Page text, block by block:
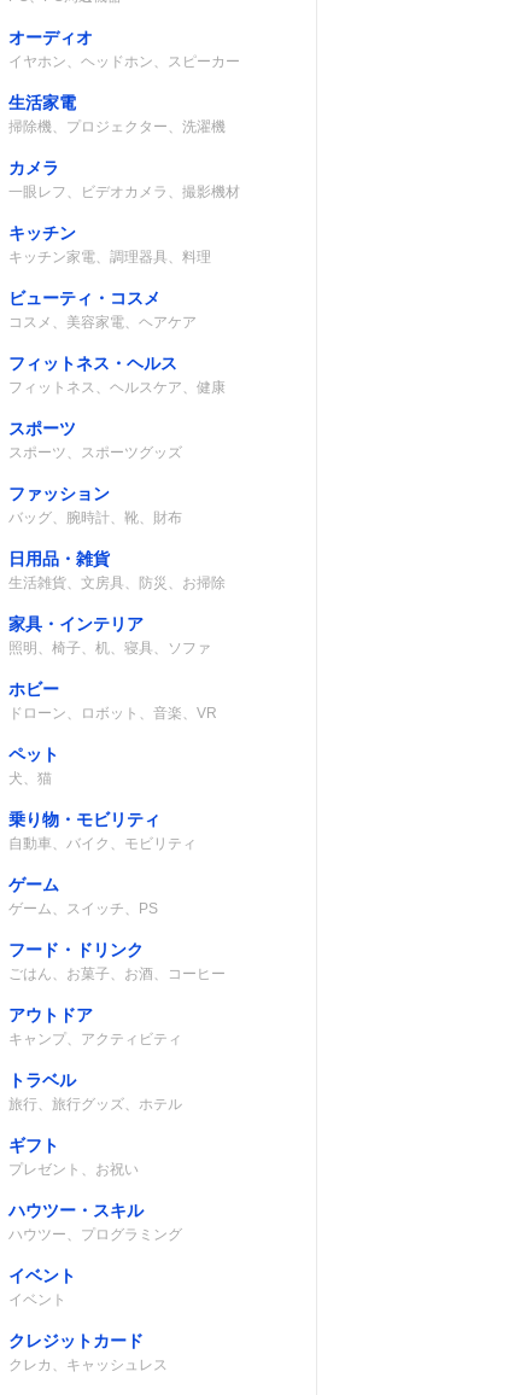
食洗機対応
×
×
◯
◯
オーディオ
イヤホン、ヘッドホン、スピーカー
生活家電
掃除機、プロジェクター、洗濯機
カメラ
一眼レフ、ビデオカメラ、撮影機材
キッチン
キッチン家電、調理器具、料理
ビューティ・コスメ
コスメ、美容家電、ヘアケア
フィットネス・ヘルス
フィットネス、ヘルスケア、健康
スポーツ
スポーツ、スポーツグッズ
ファッション
バッグ、腕時計、靴、財布
日用品・雑貨
生活雑貨、文房具、防災、お掃除
家具・インテリア
照明、椅子、机、寝具、ソファ
ホビー
ドローン、ロボット、音楽、VR
ペット
犬、猫
乗り物・モビリティ
自動車、バイク、モビリティ
ゲーム
ゲーム、スイッチ、PS
フード・ドリンク
ごはん、お菓子、お酒、コーヒー
アウトドア
キャンプ、アクティビティ
トラベル
旅行、旅行グッズ、ホテル
ギフト
プレゼント、お祝い
ハウツー・スキル
ハウツー、プログラミング
イベント
イベント
クレジットカード
クレカ、キャッシュレス